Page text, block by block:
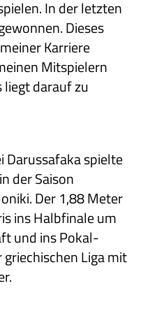
In der letzten
Dieses
Karriere
Mitspielern
liegt darauf zu
Darussafaka spielte
der Saison
Der 1,88 Meter
ins Halbfinale um
und ins Pokal-
Liga mit